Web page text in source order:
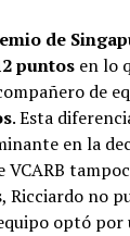
de
puntos en lo
de
. Esta
en la
VCARB
Ricciardo no
optó por